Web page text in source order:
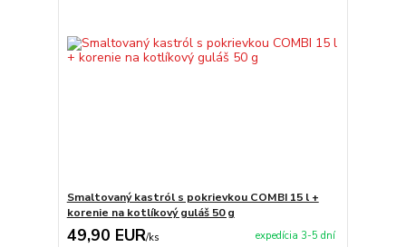
Smaltovaný kastról s pokrievkou COMBI 15 l +
korenie na kotlíkový guláš 50 g
49,90 EUR/ks expedícia 3-5 dní